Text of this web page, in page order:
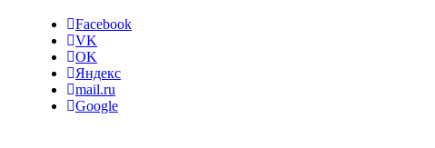
Facebook
VK
OK
Яндекс
mail.ru
Google